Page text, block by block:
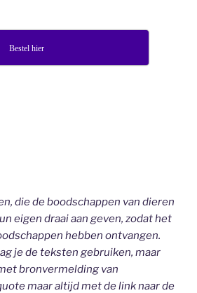
Bestel hier
die de boodschappen van dieren
eigen draai aan geven, zodat het
hebben ontvangen.
je de teksten gebruiken, maar
bronvermelding van
maar altijd met de link naar de